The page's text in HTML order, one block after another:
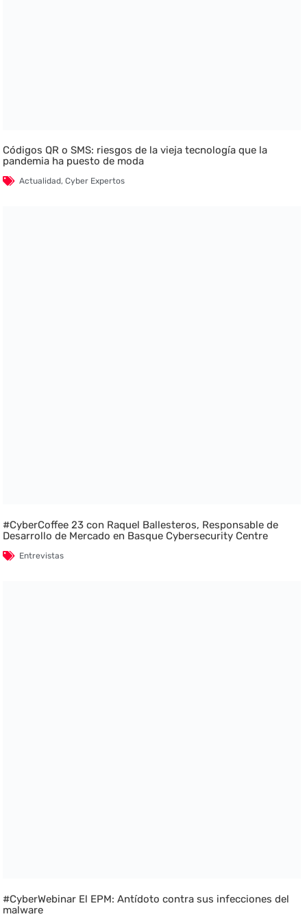
Códigos QR o SMS: riesgos de la vieja tecnología que la
pandemia ha puesto de moda
Actualidad,Cyber Expertos
#CyberCoffee 23 con Raquel Ballesteros, Responsable de
Desarrollo de Mercado en Basque Cybersecurity Centre
Entrevistas
#CyberWebinar El EPM: Antídoto contra sus infecciones del
malware